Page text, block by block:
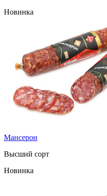
Новинка
Мансерон
Высший сорт
Новинка